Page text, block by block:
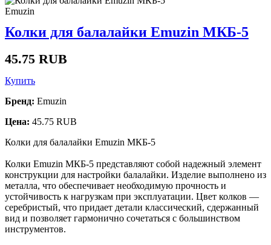
Emuzin
Колки для балалайки Emuzin МКБ-5
45.75 RUB
Купить
Бренд: Emuzin
Цена: 45.75 RUB
Колки для балалайки Emuzin МКБ-5
Колки Emuzin МКБ-5 представляют собой надежный элемент
конструкции для настройки балалайки. Изделие выполнено из
металла, что обеспечивает необходимую прочность и
устойчивость к нагрузкам при эксплуатации. Цвет колков —
серебристый, что придает детали классический, сдержанный
вид и позволяет гармонично сочетаться с большинством
инструментов.